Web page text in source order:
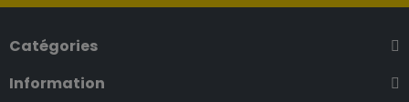
Catégories
Information